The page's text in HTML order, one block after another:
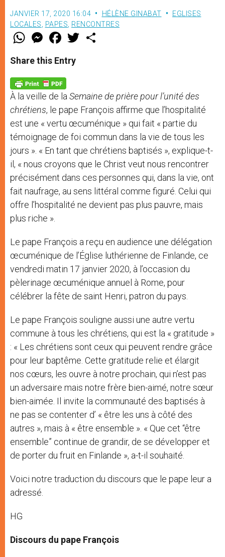
JANVIER 17, 2020 16:04 HÉLÈNE GINABAT
EGLISES
LOCALES
PAPES RENCONTRES
W
t
s
p
p
M
e
s
e
g
e
r
F
a
e
b
o
k
w
Share this Entry
À la veille de la Semaine de prière pour l’unité des
chrétiens, le pape François affirme que l’hospitalité
est une « vertu œcuménique » qui fait « partie du
témoignage de foi commun dans la vie de tous les
jours ». « En tant que chrétiens baptisés », explique-t-
il, « nous croyons que le Christ veut nous rencontrer
précisément dans ces personnes qui, dans la vie, ont
fait naufrage, au sens littéral comme figuré. Celui qui
offre l’hospitalité ne devient pas plus pauvre, mais
plus riche ».
Le pape François a reçu en audience une délégation
œcuménique de l’Église luthérienne de Finlande, ce
vendredi matin 17 janvier 2020, à l’occasion du
pèlerinage œcuménique annuel à Rome, pour
célébrer la fête de saint Henri, patron du pays.
Le pape François souligne aussi une autre vertu
commune à tous les chrétiens, qui est la « gratitude »
: « Les chrétiens sont ceux qui peuvent rendre grâce
pour leur baptême. Cette gratitude relie et élargit
nos cœurs, les ouvre à notre prochain, qui n’est pas
un adversaire mais notre frère bien-aimé, notre sœur
bien-aimée. Il invite la communauté des baptisés à
ne pas se contenter d’ « être les uns à côté des
autres », mais à « être ensemble ». « Que cet “être
ensemble” continue de grandir, de se développer et
de porter du fruit en Finlande », a-t-il souhaité.
Voici notre traduction du discours que le pape leur a
adressé.
HG
Discours du pape François